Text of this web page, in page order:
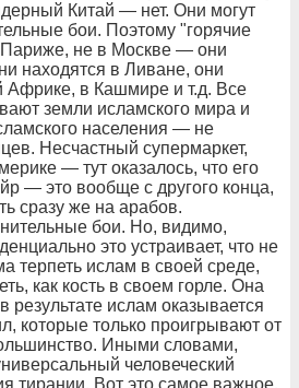
Китай — нет. Они могут
бои. Поэтому "горячие
Париже, не в Москве — они
находятся в Ливане, они
Африке, в Кашмире и т.д. Все
земли исламского мира и
населения — не
Несчастный супермаркет,
— тут оказалось, что его
— это вообще с другого конца,
сразу же на арабов.
бои. Но, видимо,
это устраивает, что не
терпеть ислам в своей среде,
как кость в своем горле. Она
результате ислам оказывается
которые только проигрывают от
Иными словами,
человеческий
тирании. Вот это самое важное.